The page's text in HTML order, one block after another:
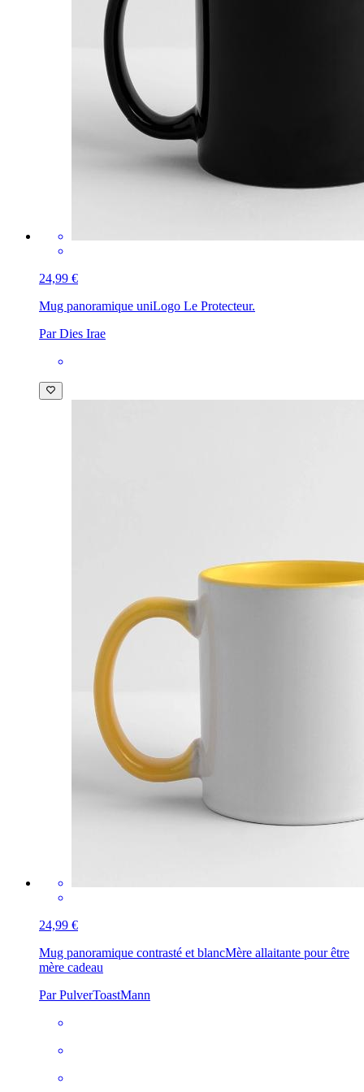
24,99 €
Mug panoramique uniLogo Le Protecteur.
Par Dies Irae
24,99 €
Mug panoramique contrasté et blancMère allaitante pour être
mère cadeau
Par PulverToastMann